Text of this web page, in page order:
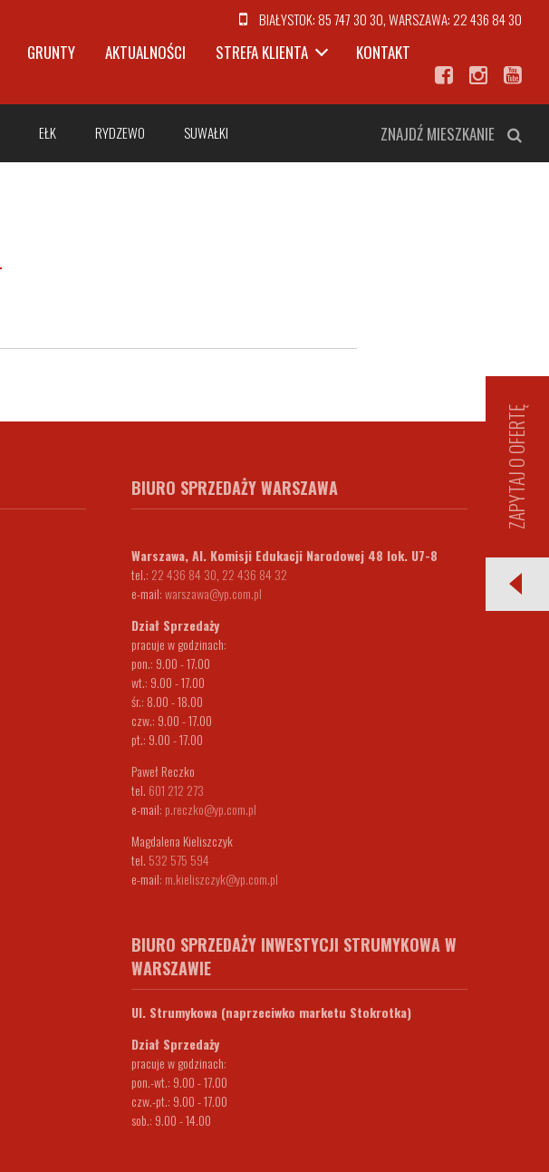
BIAŁYSTOK:85 747 30 30, WARSZAWA: 22 436 84 30
GRUNTY AKTUALNOŚCI STREFA KLIENTA KONTAKT
EŁK RYDZEWO SUWAŁKI ZNAJDŹ MIESZKANIE
ZAPYTAJ O OFERTĘ
BIURO SPRZEDAŻY WARSZAWA
Warszawa, Al. Komisji Edukacji Narodowej 48 lok. U7-8
tel.: 22 436 84 30 22 436 84 32
e-mail:warszawa@yp.com.pl
Dział Sprzedaży
pracuje w godzinach:
pon.: 9.00 - 17.00
wt.: 9.00 - 17.00
śr.: 8.00 - 18.00
czw.: 9.00 - 17.00
pt.: 9.00 - 17.00
Paweł Reczko
tel. 601 212 273
e-mail: p.reczko@yp.com.pl
Magdalena Kieliszczyk
tel. 532 575 594
e-mail: m.kieliszczyk@yp.com.pl
BIURO SPRZEDAŻY INWESTYCJI STRUMYKOWA W
WARSZAWIE
Ul. Strumykowa (naprzeciwko marketu Stokrotka)
Dział Sprzedaży
pracuje w godzinach:
pon.-wt.: 9.00 - 17.00
czw.-pt.: 9.00 - 17.00
sob.: 9.00 - 14.00